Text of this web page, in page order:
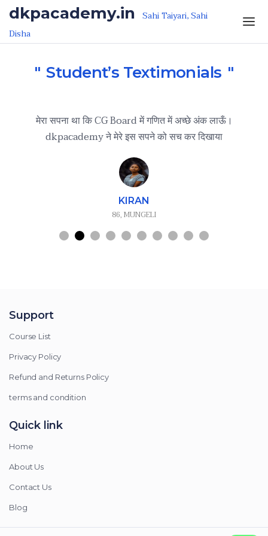
dkpacademy.in Sahi Taiyari, Sahi
Disha
Student’s Textimonials
मेरा सपना था कि CG Board में गणित में अच्छे अंक लाऊँ।
dkpacademy ने मेरे इस सपने को सच कर दिखाया
KIRAN
86, MUNGELI
Support
Course List
Privacy Policy
Refund and Returns Policy
terms and condition
Quick link
Home
About Us
Contact Us
Blog